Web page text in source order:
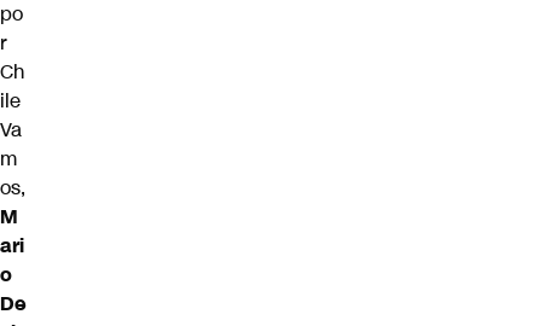
po
r
Ch
ile
Va
m
os,
M
ari
o
De